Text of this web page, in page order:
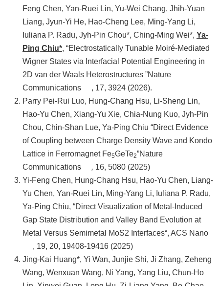
Feng Chen, Yan-Ruei Lin, Yu-Wei Chang, Jhih-Yuan
Liang, Jyun-Yi He, Hao-Cheng Lee, Ming-Yang Li,
Iuliana P. Radu, Jyh-Pin Chou*, Ching-Ming Wei*, Ya-
Ping Chiu*, “Electrostatically Tunable Moiré-Mediated
Wigner States via Interfacial Potential Engineering in
2D van der Waals Heterostructures ”Nature
Communications
, 17, 3924 (2026).
Parry Pei-Rui Luo, Hung-Chang Hsu, Li-Sheng Lin,
Hao-Yu Chen, Xiang-Yu Xie, Chia-Nung Kuo, Jyh-Pin
Chou, Chin-Shan Lue, Ya-Ping Chiu “Direct Evidence
of Coupling between Charge Density Wave and Kondo
Lattice in Ferromagnet Fe5GeTe2”Nature
Communications
, 16, 5080 (2025)
Yi-Feng Chen, Hung-Chang Hsu, Hao-Yu Chen, Liang-
Yu Chen, Yan-Ruei Lin, Ming-Yang Li, Iuliana P. Radu,
Ya-Ping Chiu, “Direct Visualization of Metal-Induced
Gap State Distribution and Valley Band Evolution at
Metal Versus Semimetal MoS2 Interfaces“, ACS Nano
, 19, 20, 19408-19416 (2025)
Jing-Kai Huang*, Yi Wan, Junjie Shi, Ji Zhang, Zeheng
Wang, Wenxuan Wang, Ni Yang, Yang Liu, Chun-Ho